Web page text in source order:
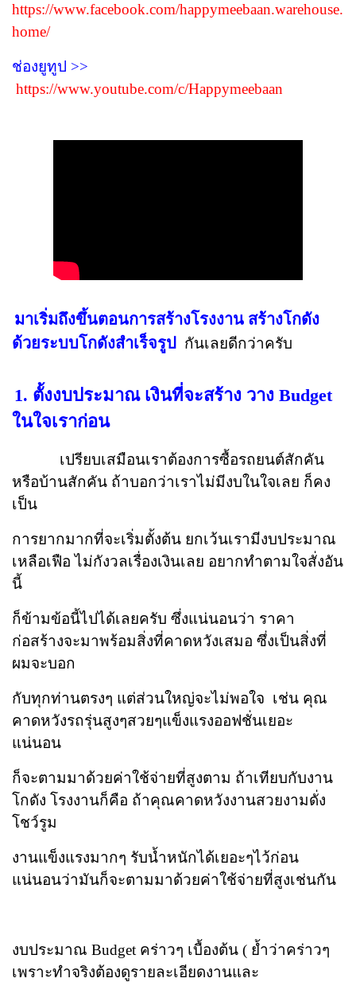
https://www.facebook.com/happymeebaan.warehouse.
home/
ช่องยูทูป >>
https://www.youtube.com/c/Happymeebaan
มาเริ่มถึงขึ้นตอนการสร้างโรงงาน สร้างโกดัง
ด้วยระบบโกดังสำเร็จรูป
กันเลยดีกว่าครับ
1. ตั้งงบประมาณ เงินที่จะสร้าง วาง Budget
ในใจเราก่อน
เปรียบเสมือนเราต้องการซื้อรถยนต์สักคัน
หรือบ้านสักคัน ถ้าบอกว่าเราไม่มีงบในใจเลย ก็คง
เป็น
การยากมากที่จะเริ่มตั้งต้น ยกเว้นเรามีงบประมาณ
เหลือเฟือ ไม่กังวลเรื่องเงินเลย อยากทำตามใจสั่งอัน
นี้
ก็ข้ามข้อนี้ไปได้เลยครับ ซึ่งแน่นอนว่า ราคา
ก่อสร้างจะมาพร้อมสิ่งที่คาดหวังเสมอ ซึ่งเป็นสิ่งที่
ผมจะบอก
กับทุกท่านตรงๆ แต่ส่วนใหญ่จะไม่พอใจ เช่น คุณ
คาดหวังรถรุ่นสูงๆสวยๆแข็งแรงออฟชั่นเยอะ
แน่นอน
ก็จะตามมาด้วยค่าใช้จ่ายที่สูงตาม ถ้าเทียบกับงาน
โกดัง โรงงานก็คือ ถ้าคุณคาดหวังงานสวยงามดั่ง
โชว์รูม
งานแข็งแรงมากๆ รับน้ำหนักได้เยอะๆไว้ก่อน
แน่นอนว่ามันก็จะตามมาด้วยค่าใช้จ่ายที่สูงเช่นกัน
งบประมาณ Budget คร่าวๆ เบื้องต้น ( ย้ำว่าคร่าวๆ
เพราะทำจริงต้องดูรายละเอียดงานและ